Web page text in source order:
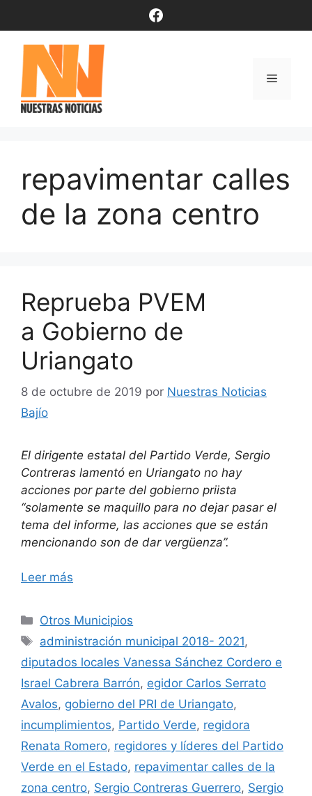
contenido
Facebook
Menú
repavimentar calles
de la zona centro
Reprueba PVEM
a Gobierno de
Uriangato
8 de octubre de 2019 por Nuestras Noticias
Bajío
El dirigente estatal del Partido Verde, Sergio
Contreras lamentó en Uriangato no hay
acciones por parte del gobierno priista
“solamente se maquillo para no dejar pasar el
tema del informe, las acciones que se están
mencionando son de dar vergüenza”.
Leer más
Categorías
Otros Municipios
Etiquetas
administración municipal 2018- 2021,
diputados locales Vanessa Sánchez Cordero e
Israel Cabrera Barrón, egidor Carlos Serrato
Avalos, gobierno del PRI de Uriangato,
incumplimientos, Partido Verde, regidora
Renata Romero, regidores y líderes del Partido
Verde en el Estado, repavimentar calles de la
zona centro, Sergio Contreras Guerrero, Sergio